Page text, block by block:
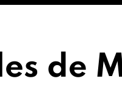
de